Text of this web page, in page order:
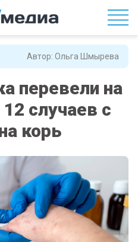
Автор: Ольга Шмырева
перевели на
случаев с
корь